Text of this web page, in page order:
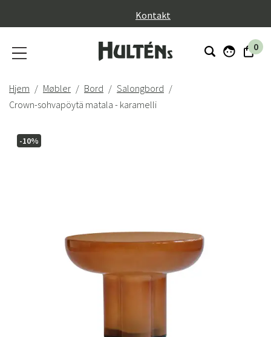
Kontakt
0
Hjem Møbler Bord
Salongbord
Crown-sohvapöytä matala - karamelli
-10%